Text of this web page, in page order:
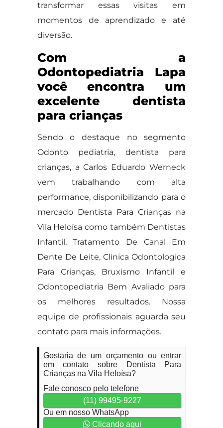
transformar essas visitas em
momentos de aprendizado e até
diversão.
Com a
Odontopediatria Lapa
você encontra um
excelente dentista
para crianças
Sendo o destaque no segmento
Odonto pediatria, dentista para
crianças, a Carlos Eduardo Werneck
vem trabalhando com alta
performance, disponibilizando para o
mercado Dentista Para Crianças na
Vila Heloísa como também Dentistas
Infantil, Tratamento De Canal Em
Dente De Leite, Clinica Odontologica
Para Crianças, Bruxismo Infantil e
Odontopediatria Bem Avaliado para
os melhores resultados. Nossa
equipe de profissionais aguarda seu
contato para mais informações.
Gostaria de um orçamento ou entrar
em contato sobre Dentista Para
Crianças na Vila Heloísa?
Fale conosco pelo telefone
(11) 99495-9227
Ou em nosso WhatsApp
Clicando aqui